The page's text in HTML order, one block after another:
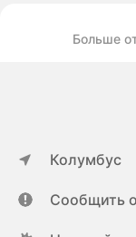
Больше
Колумбус
Сообщить